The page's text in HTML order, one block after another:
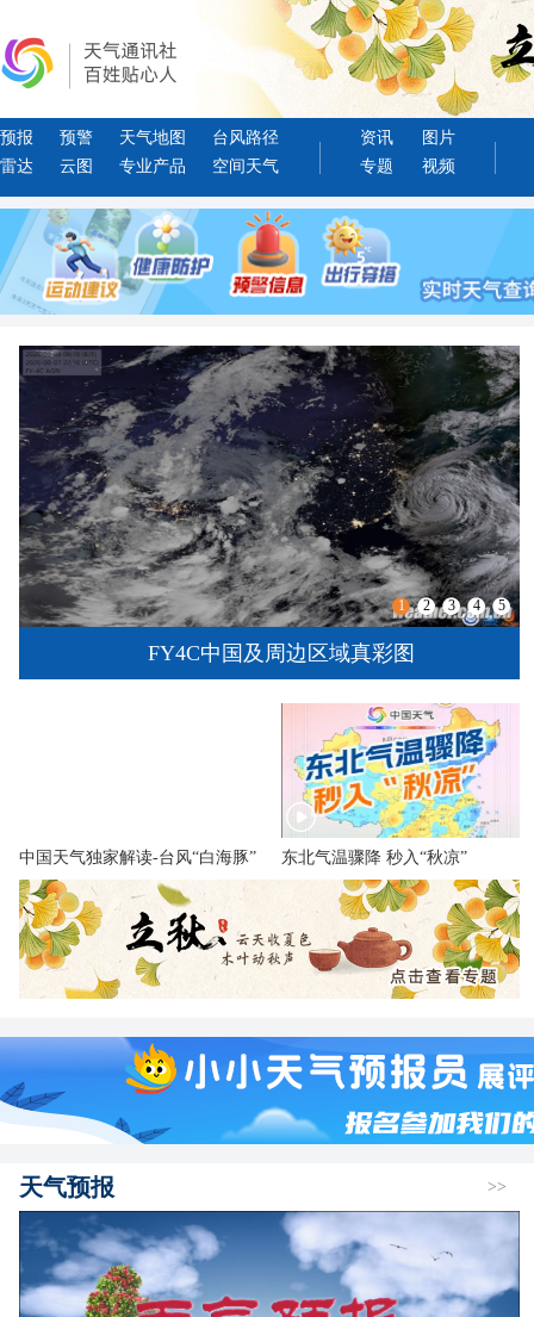
预报 预警 天气地图
台风路径
雷达
云图 专业产品 空间天气
资讯
图片
专题
视频
台风“白海豚”逼近 直击防台风一线现场
1 2 3 4 5
中国天气独家解读-台风“白海豚” 东北气温骤降 秒入“秋凉”
天气预报 >>